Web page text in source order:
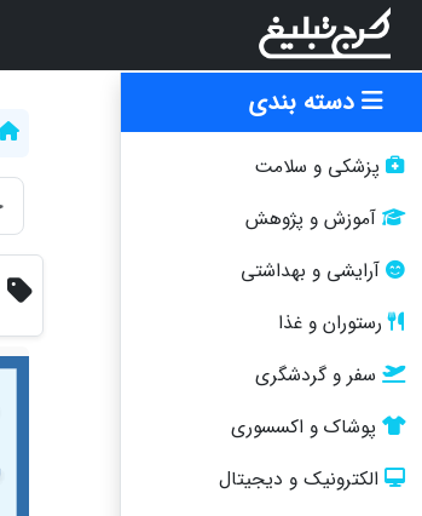
دسته بندی
پزشکی و سلامت
آموزش و پژوهش
آرایشی و بهداشتی
رستوران و غذا
سفر و گردشگری
پوشاک و اکسسوری
الکترونیک و دیجیتال